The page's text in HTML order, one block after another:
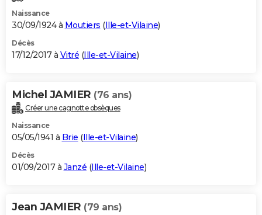
Naissance
30/09/1924 à Moutiers (Ille-et-Vilaine)
Décès
17/12/2017 à Vitré (Ille-et-Vilaine)
Michel JAMIER (76 ans)
Créer une cagnotte obsèques
Naissance
05/05/1941 à Brie (Ille-et-Vilaine)
Décès
01/09/2017 à Janzé (Ille-et-Vilaine)
Jean JAMIER (79 ans)